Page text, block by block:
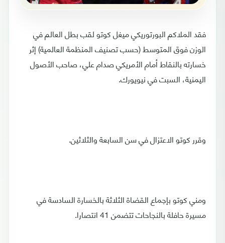
فقد الملاكم البورتوريكي ميغل كوتو لقب بطل العالم في
الوزن فوق المتوسط (حسب تصنيف المنظمة العالمية) إثر
خسارته بالنقاط أمام الأمريكي صدام علي، صاحب الأصول
اليمنية، السبت في نيويورك.
وقرر كوتو الاعتزال في سن السابعة والثلاثين.
ومني كوتو بإجماع القضاة الثلاثة بالخسارة السادسة في
مسيرة حافلة بالنجاحات تتضمن 41 انتصارا.